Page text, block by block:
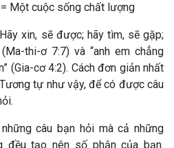
Một cuộc sống chất lượng
xin, sẽ được; hãy tìm, sẽ gặp;
thi-ơ 7:7) và “anh em chẳng
(Gia-cơ 4:2). Cách đơn giản nhất
tự như vậy, để có được câu
câu bạn hỏi mà cả những
đều tạo nên số phận của bạn.